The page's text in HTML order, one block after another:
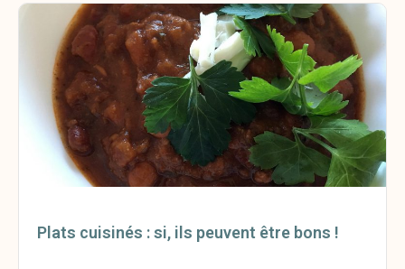
Plats cuisinés : si, ils peuvent être bons !